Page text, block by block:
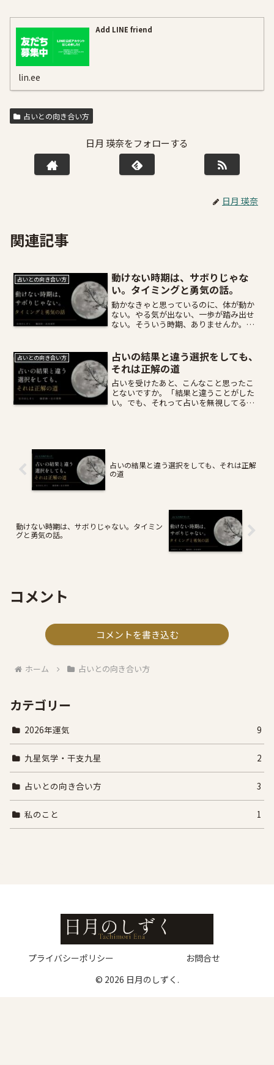
Add LINE friend
lin.ee
占いとの向き合い方
日月 瑛奈をフォローする
日月 瑛奈
関連記事
占いとの向き合い方
動けない時期は、サボりじゃな
い。タイミングと勇気の話。
動かなきゃと思っているのに、体が動か
ない。やる気が出ない、一歩が踏み出せ
ない。そういう時期、ありませんか。実
い」という感覚はよくわかります。人
は、やりたいことしかやらな...
占いとの向き合い方
占いの結果と違う選択をしても、
それは正解の道
占いを受けたあと、こんなこと思ったこ
とないですか。「結果と違うことがした
い。でも、それって占いを無視してるこ
占いの結果と違う選択をしても、それは正解
の道
動けない時期は、サボりじゃない。タイミン
グと勇気の話。
コメント
コメントを書き込む
ホーム 占いとの向き合い方
カテゴリー
2026年運気 9
九星気学・干支九星 2
占いとの向き合い方 3
私のこと 1
プライバシーポリシー
お問合せ
© 2026 日月のしずく.